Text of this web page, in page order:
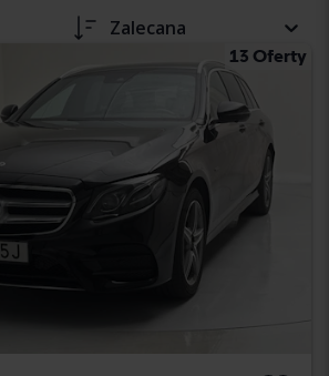
Zalecana
13 Oferty